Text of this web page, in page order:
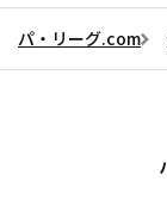
パ・リーグ.com